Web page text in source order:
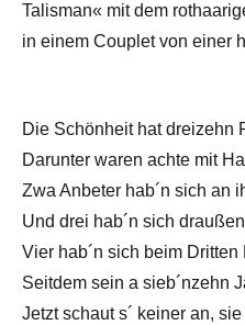
Talisman« mit dem
in einem Couplet von einer
Die Schönheit hat dreizehn
Darunter waren achte mit
Zwa Anbeter hab´n sich an
Und drei hab´n sich
Vier hab´n sich beim
Seitdem sein a sieb´nzehn
Jetzt schaut s´ keiner an,